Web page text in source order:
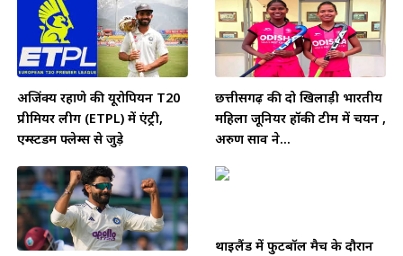
अजिंक्य रहाणे की यूरोपियन T20
प्रीमियर लीग (ETPL) में एंट्री,
एम्स्टर्डम फ्लेम्स से जुड़े
छत्तीसगढ़ की दो खिलाड़ी भारतीय
महिला जूनियर हॉकी टीम में चयन ,
अरुण साव ने...
थाईलैंड में फुटबॉल मैच के दौरान